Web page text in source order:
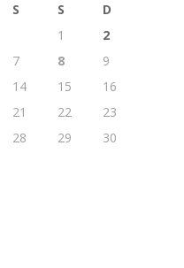
S S
D
1
2
7 8
9
14 15
16
21 22
23
28 29
30